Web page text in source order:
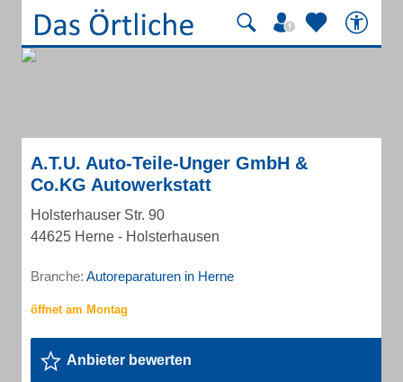
A.T.U. Auto-Teile-Unger GmbH &
Co.KG Autowerkstatt
Holsterhauser Str. 90
44625 Herne - Holsterhausen
Branche: Autoreparaturen in Herne
Anbieter bewerten